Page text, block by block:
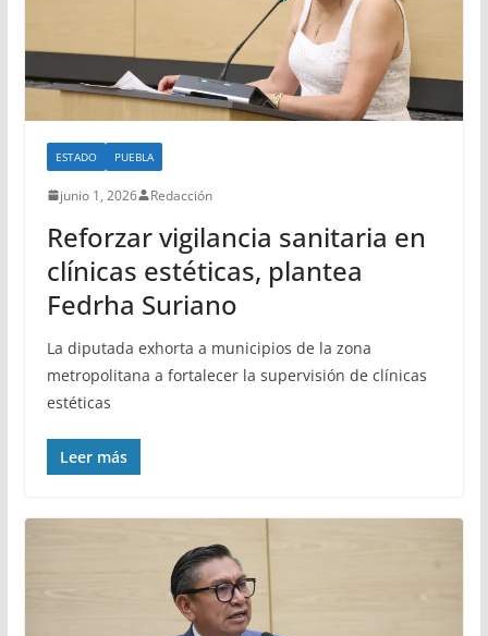
ESTADO PUEBLA
junio 1, 2026 Redacción
Reforzar vigilancia sanitaria en
clínicas estéticas, plantea
Fedrha Suriano
La diputada exhorta a municipios de la zona
metropolitana a fortalecer la supervisión de clínicas
estéticas
Leer más